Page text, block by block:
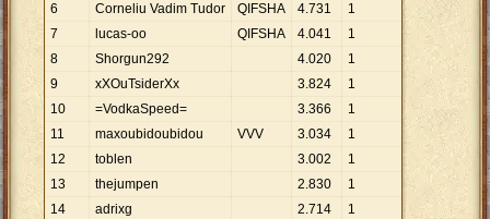
6
Corneliu Vadim Tudor QIFSHA 4.731
1
7
lucas-oo QIFSHA 4.041
1
8
Shorgun292 4.020
1
9
xXOuTsiderXx 3.824
1
10
=VodkaSpeed= 3.366
1
11
maxoubidoubidou VVV 3.034
1
12
toblen 3.002
1
13
thejumpen 2.830
1
14
adrixg 2.714
1